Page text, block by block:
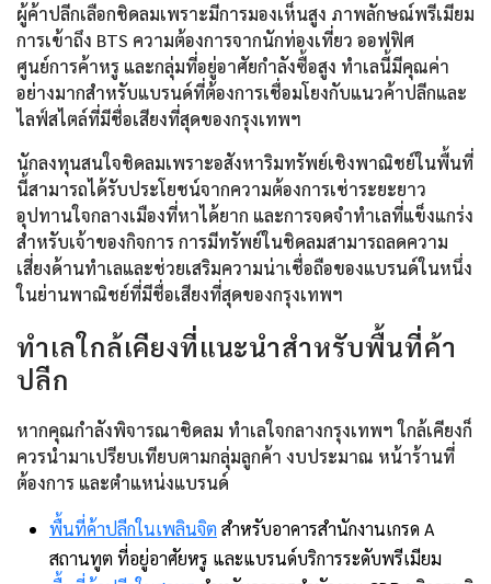
ผู้ค้าปลีกเลือกชิดลมเพราะมีการมองเห็นสูง ภาพลักษณ์พรีเมียม
การเข้าถึง BTS ความต้องการจากนักท่องเที่ยว ออฟฟิศ
ศูนย์การค้าหรู และกลุ่มที่อยู่อาศัยกำลังซื้อสูง ทำเลนี้มีคุณค่า
อย่างมากสำหรับแบรนด์ที่ต้องการเชื่อมโยงกับแนวค้าปลีกและ
ไลฟ์สไตล์ที่มีชื่อเสียงที่สุดของกรุงเทพฯ
นักลงทุนสนใจชิดลมเพราะอสังหาริมทรัพย์เชิงพาณิชย์ในพื้นที่
นี้สามารถได้รับประโยชน์จากความต้องการเช่าระยะยาว
อุปทานใจกลางเมืองที่หาได้ยาก และการจดจำทำเลที่แข็งแกร่ง
สำหรับเจ้าของกิจการ การมีทรัพย์ในชิดลมสามารถลดความ
เสี่ยงด้านทำเลและช่วยเสริมความน่าเชื่อถือของแบรนด์ในหนึ่ง
ในย่านพาณิชย์ที่มีชื่อเสียงที่สุดของกรุงเทพฯ
ทำเลใกล้เคียงที่แนะนำสำหรับพื้นที่ค้า
ปลีก
หากคุณกำลังพิจารณาชิดลม ทำเลใจกลางกรุงเทพฯ ใกล้เคียงก็
ควรนำมาเปรียบเทียบตามกลุ่มลูกค้า งบประมาณ หน้าร้านที่
ต้องการ และตำแหน่งแบรนด์
พื้นที่ค้าปลีกในเพลินจิต สำหรับอาคารสำนักงานเกรด A
สถานทูต ที่อยู่อาศัยหรู และแบรนด์บริการระดับพรีเมียม